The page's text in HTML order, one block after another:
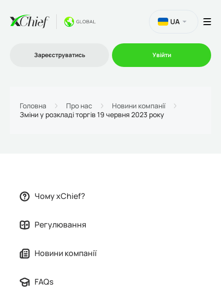
Партнерська програма
UA
Зареєструватись Увійти
Головна Про нас
Новини компанії
Зміни у розкладі торгів 19 червня 2023 року
Чому xChief?
Регулювання
Новини компанії
FAQs